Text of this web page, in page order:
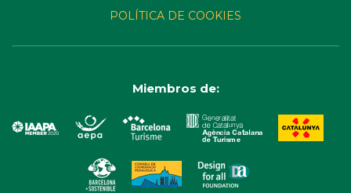
POLÍTICA DE COOKIES
Miembros de: